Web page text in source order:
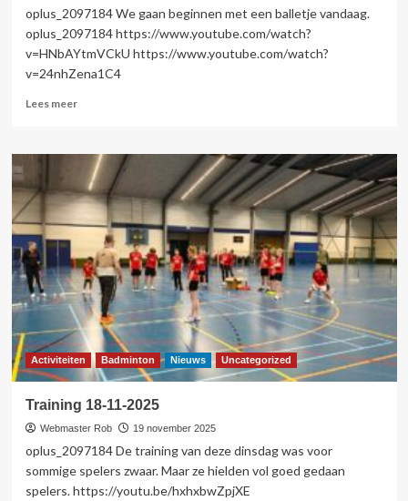
oplus_2097184 We gaan beginnen met een balletje vandaag.
oplus_2097184 https://www.youtube.com/watch?
v=HNbAYtmVCkU https://www.youtube.com/watch?
v=24nhZena1C4
Lees meerLees
Traning
25-
11-
2025
Activiteiten Badminton Nieuws Uncategorized
Training 18-11-2025
Webmaster Rob 19 november 2025
oplus_2097184 De training van deze dinsdag was voor
sommige spelers zwaar. Maar ze hielden vol goed gedaan
spelers. https://youtu.be/hxhxbwZpjXE